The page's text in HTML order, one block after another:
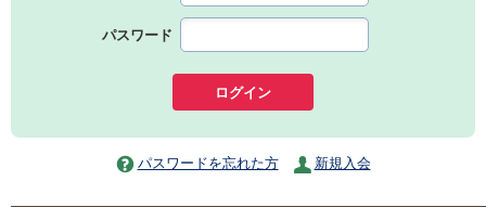
パスワード
パスワードを忘れた方 新規入会